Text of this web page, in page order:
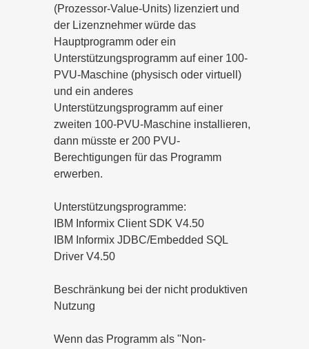
(Prozessor-Value-Units) lizenziert und
der Lizenznehmer würde das
Hauptprogramm oder ein
Unterstützungsprogramm auf einer 100-
PVU-Maschine (physisch oder virtuell)
und ein anderes
Unterstützungsprogramm auf einer
zweiten 100-PVU-Maschine installieren,
dann müsste er 200 PVU-
Berechtigungen für das Programm
erwerben.
Unterstützungsprogramme:
IBM Informix Client SDK V4.50
IBM Informix JDBC/Embedded SQL
Driver V4.50
Beschränkung bei der nicht produktiven
Nutzung
Wenn das Programm als "Non-